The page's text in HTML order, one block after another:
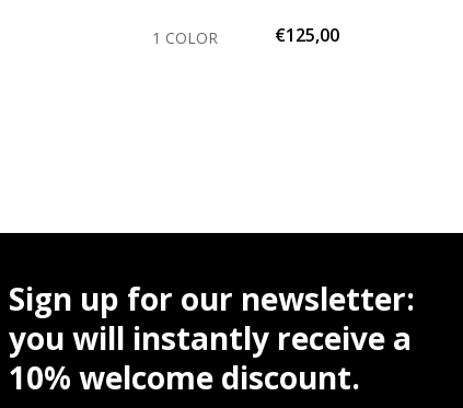
1 COLOR
€125,00
Sign up for our newsletter:
you will instantly receive a
10% welcome discount.